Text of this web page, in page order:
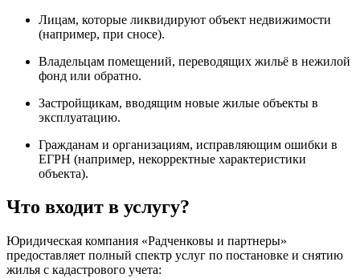
Лицам, которые ликвидируют объект недвижимости
(например, при сносе).
Владельцам помещений, переводящих жильё в нежилой
фонд или обратно.
Застройщикам, вводящим новые жилые объекты в
эксплуатацию.
Гражданам и организациям, исправляющим ошибки в
ЕГРН (например, некорректные характеристики
объекта).
Что входит в услугу?
Юридическая компания «Радченковы и партнеры»
предоставляет полный спектр услуг по постановке и снятию
жилья с кадастрового учета: